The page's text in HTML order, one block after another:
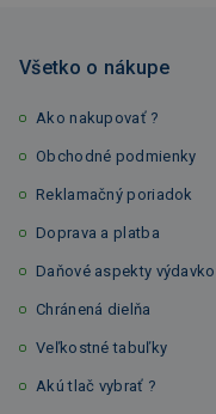
Všetko o nákupe
Ako nakupovať ?
Obchodné podmienky
Reklamačný poriadok
Doprava a platba
Daňové aspekty
Chránená dielňa
Veľkostné tabuľky
Akú tlač vybrať ?